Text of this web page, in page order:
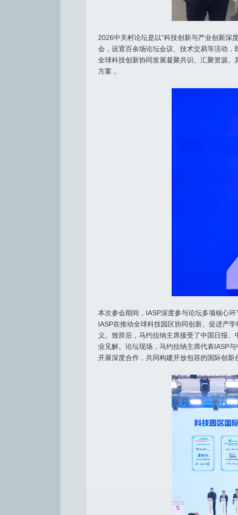
2026中关村论坛是以“科技创新与产业创新深
会，设置百余场论坛会议、技术交易等活动
全球科技创新协同发展凝聚共识、汇聚资源
方案 。
本次参会期间，IASP深度参与论坛多项核心
IASP在推动全球科技园区协同创新、促进产
义。致辞后，马约拉纳主席接受了中国日报
业见解。论坛现场，马约拉纳主席代表IASP
开展深度合作，共同构建开放包容的国际创新